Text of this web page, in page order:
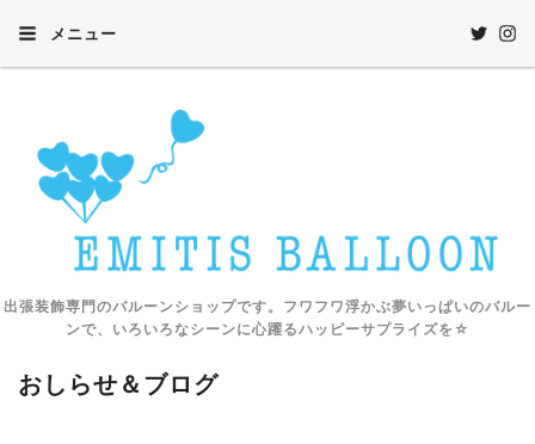
メニュー
出張装飾専門のバルーンショップです。フワフワ浮かぶ夢いっぱいのバルー
ンで、いろいろなシーンに心躍るハッピーサプライズを☆
おしらせ＆ブログ